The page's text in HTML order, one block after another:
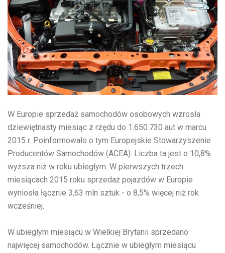
W Europie sprzedaż samochodów osobowych wzrosła
dziewiętnasty miesiąc z rzędu do 1.650.730 aut w marcu
2015 r. Poinformowało o tym Europejskie Stowarzyszenie
Producentów Samochodów (ACEA). Liczba ta jest o 10,8%
wyższa niż w roku ubiegłym. W pierwszych trzech
miesiącach 2015 roku sprzedaż pojazdów w Europie
wyniosła łącznie 3,63 mln sztuk - o 8,5% więcej niż rok
wcześniej.
W ubiegłym miesiącu w Wielkiej Brytanii sprzedano
najwięcej samochodów. Łącznie w ubiegłym miesiącu